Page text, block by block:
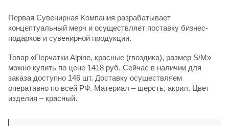
Первая Сувенирная Компания разрабатывает
концептуальный мерч и осуществляет поставку бизнес-
подарков и сувенирной продукции.
Товар «Перчатки Alpine, красные (гвоздика), размер S/M»
можно купить по цене 1418 руб. Сейчас в наличии для
заказа доступно 146 шт. Доставку осуществляем
оперативно по всей РФ. Материал – шерсть, акрил. Цвет
изделия – красный.